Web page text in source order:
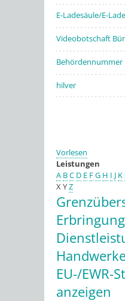
E-Ladesäule/E-
Videobotschaft
Behördennummer
hilver
Vorlesen
Leistungen
A BC D E FG H I J K
XYZ
EU-/EWR-
anzeigen